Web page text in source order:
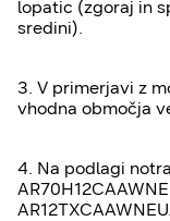
lopatic (zgoraj in
sredini).
3. V primerjavi z
vhodna območja
4. Na podlagi
AR12TXCAAWNEU.